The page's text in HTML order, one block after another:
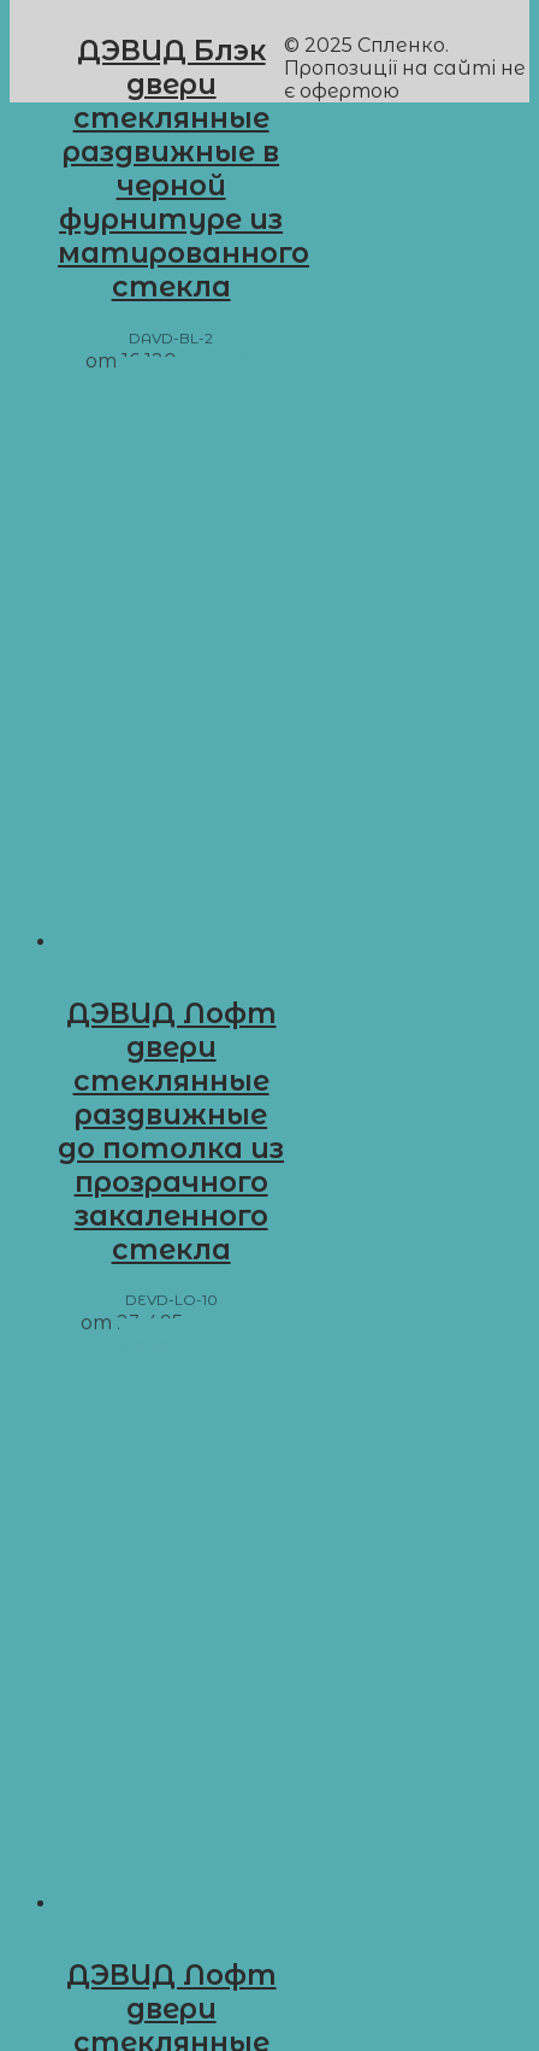
ДЭВИД Блэк
двери
стеклянные
раздвижные в
черной
фурнитуре из
матированного
стекла
DAVD-BL-2
от16 120
ДЭВИД Лофт
двери
стеклянные
раздвижные
до потолка из
прозрачного
закаленного
стекла
DEVD-LO-10
от 23 495
ДЭВИД Лофт
двери
стеклянные
© 2025 Спленко.
Пропозиції на сайті не
є офертою